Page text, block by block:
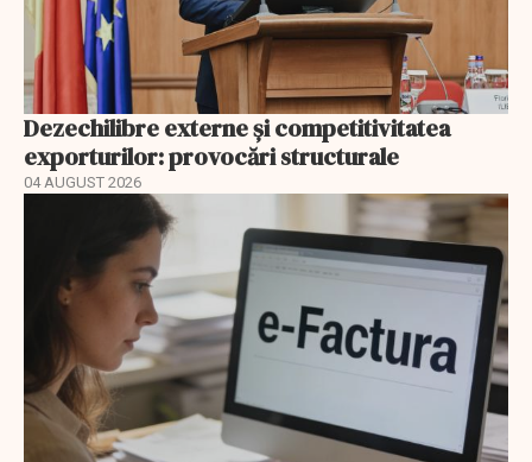
Dezechilibre externe și competitivitatea
exporturilor: provocări structurale
04 AUGUST 2026